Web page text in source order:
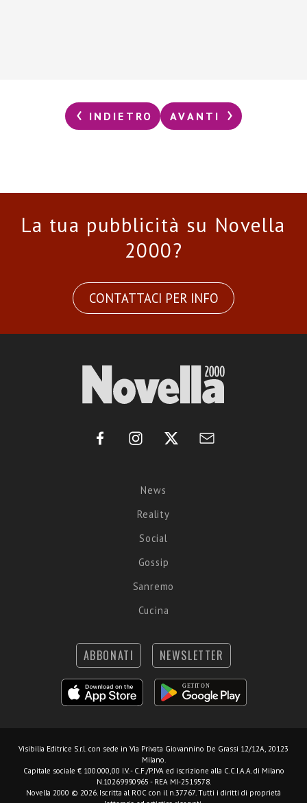
INDIETRO AVANTI
La tua pubblicità su Novella
2000?
CONTATTACI PER INFO
News
Reality
Social
Gossip
Sanremo
Cucina
ABBONATI NEWSLETTER
Visibilia Editrice S.r.l. con sede in Via Privata Giovannino De Grassi 12/12A, 20123
Milano.
Capitale sociale € 100.000,00 I.V. - C.F./P.IVA ed iscrizione alla C.C.I.A.A. di Milano
N.10269990965 - REA MI-2519578.
Novella 2000 © 2026. Iscritta al ROC con il n.37767. Tutti i diritti di proprietà